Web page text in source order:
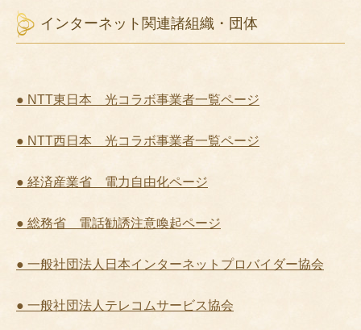
インターネット関連諸組織・団体
● NTT東日本 光コラボ事業者一覧ページ
● NTT西日本 光コラボ事業者一覧ページ
● 経済産業省 電力自由化ページ
● 総務省 電話勧誘注意喚起ページ
● 一般社団法人日本インターネットプロバイダー協会
● 一般社団法人テレコムサービス協会